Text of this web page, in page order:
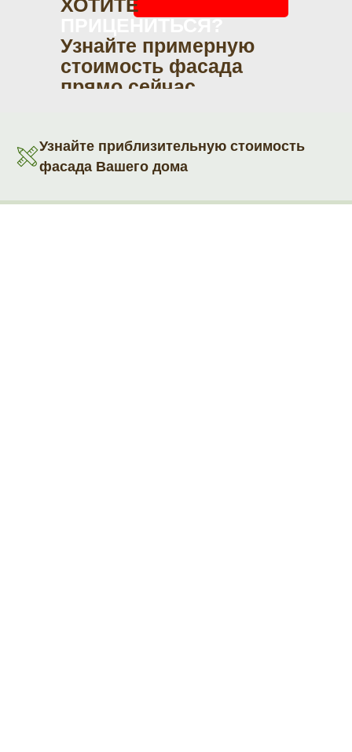
ХОТИТЕ
Узнайте примерную
стоимость фасада
прямо сейчас
Узнайте приблизительную стоимость
фасада Вашего дома